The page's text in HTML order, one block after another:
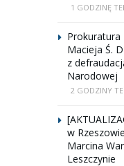
1 GODZINĘ
Prokuratura
Macieja Ś.
z
Narodowej
2 GODZINY
w
Marcina
Leszczynie